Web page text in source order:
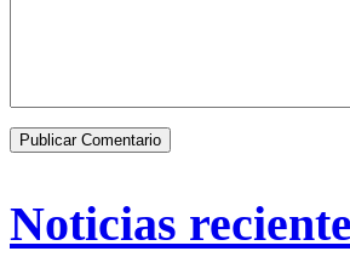
Noticias